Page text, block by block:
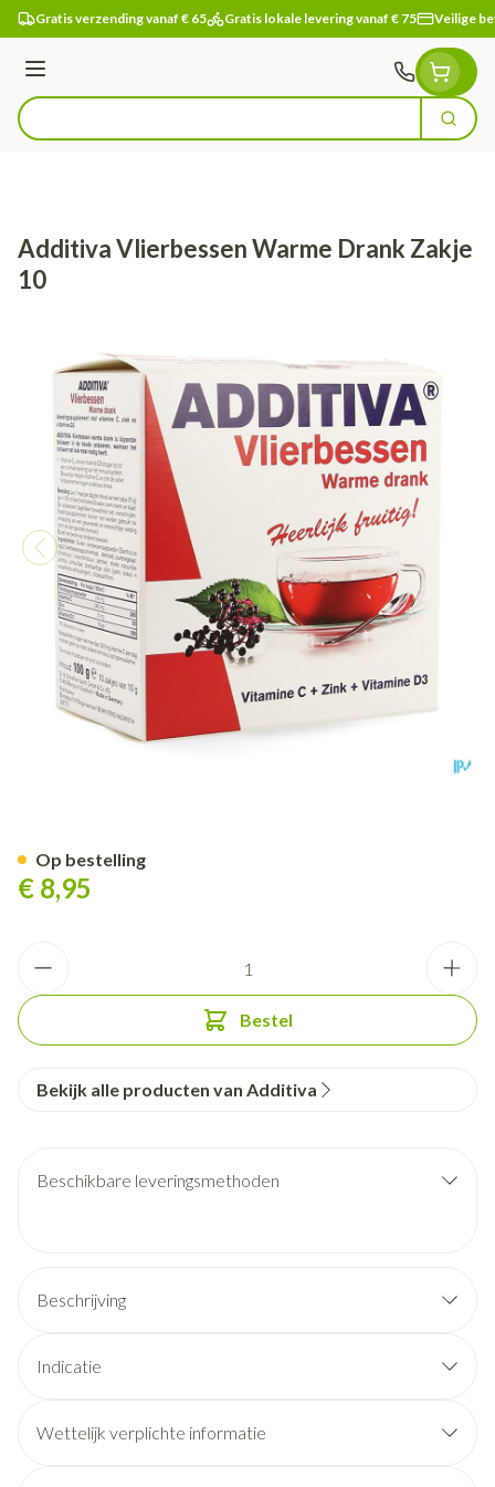
Ga naar de inhoud
Gratis verzending vanaf € 65 Gratis lokale levering vanaf € 75 Veilige
Menu
Product, merk, categorie... Zoek
Additiva Vlierbessen Warme Drank Zakje
10
€ 8,95
Bestel
Op bestelling
Bekijk alle producten van Additiva
Beschikbare leveringsmethoden
Beschrijving
Indicatie
Wettelijk verplichte informatie